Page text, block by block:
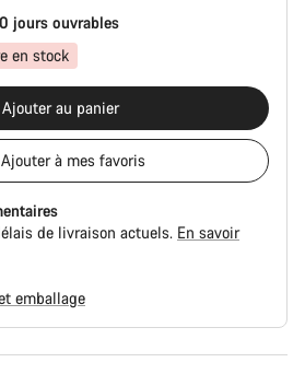
jours ouvrables
en stock
Ajouter au panier
Ajouter à mes favoris
de livraison actuels. En savoir
emballage